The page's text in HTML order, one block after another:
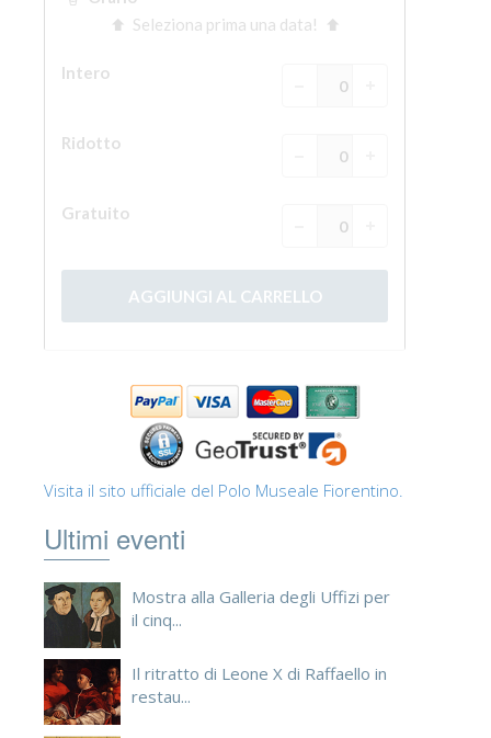
Visita il sito ufficiale del Polo Museale Fiorentino.
Ultimi eventi
Mostra alla Galleria degli Uffizi per
il cinq...
Il ritratto di Leone X di Raffaello in
restau...